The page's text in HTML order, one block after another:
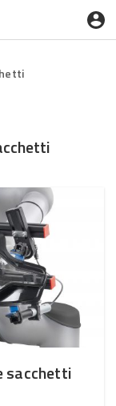
sacchetti